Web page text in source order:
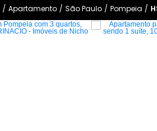
/ Apartamento / São Paulo / Pompeia /